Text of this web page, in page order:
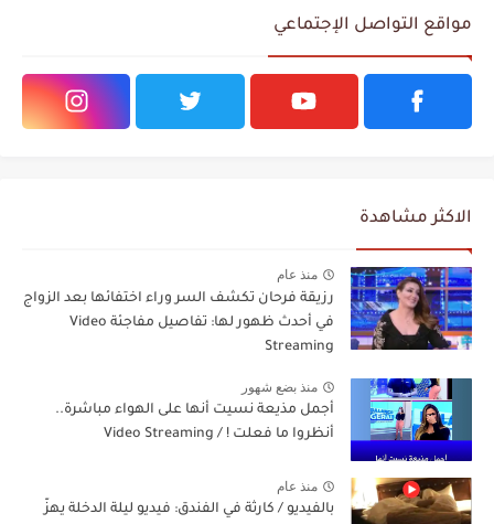
مواقع التواصل الإجتماعي
الاكثر مشاهدة
منذ عام
رزيقة فرحان تكشف السر وراء اختفائها بعد الزواج
في أحدث ظهور لها: تفاصيل مفاجئة Video
Streaming
منذ بضع شهور
أجمل مذيعة نسيت أنها على الهواء مباشرة..
أنظروا ما فعلت ! / Video Streaming
منذ عام
بالفيديو / كارثة في الفندق: فيديو ليلة الدخلة يهزّ